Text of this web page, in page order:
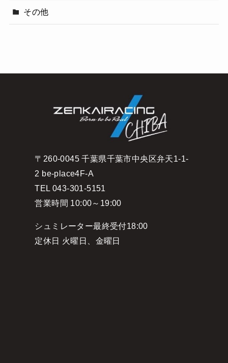
その他
〒260-0045 千葉県千葉市中央区弁天1-1-
2 be-place4F-A
TEL 043-301-5151
営業時間 10:00～19:00
シュミレーター最終受付18:00
定休日 火曜日、金曜日